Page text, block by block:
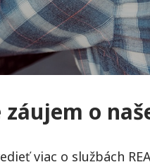
o
viac o službách